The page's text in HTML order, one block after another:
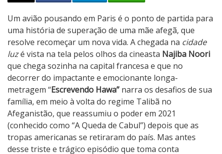
E
s
c
r
e
v
e
n
d
o
H
a
Um avião pousando em Paris é o ponto de partida para
uma história de superação de uma mãe afegã, que
resolve recomeçar um nova vida. A chegada na cidade
luzé vista na tela pelos olhos da cineasta Najiba Noori
que chega sozinha na capital francesa e que no
decorrer do impactante e emocionante longa-
metragem “Escrevendo Hawa” narra os desafios de sua
família, em meio à volta do regime Talibã no
Afeganistão, que reassumiu o poder em 2021
(conhecido como “A Queda de Cabul”) depois que as
tropas americanas se retiraram do país. Mas antes
desse triste e trágico episódio que toma conta